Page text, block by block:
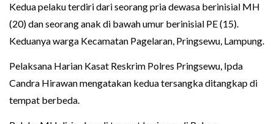
Kedua pelaku terdiri dari seorang pria dewasa berinisial MH
(20) dan seorang anak di bawah umur berinisial PE (15).
Keduanya warga Kecamatan Pagelaran, Pringsewu, Lampung.
Pelaksana Harian Kasat Reskrim Polres Pringsewu, Ipda
Candra Hirawan mengatakan kedua tersangka ditangkap di
tempat berbeda.